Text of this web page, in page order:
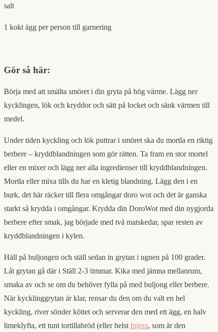
salt
1 kokt ägg per person till garnering
Gör så här:
Börja med att smälta smöret i din gryta på hög värme. Lägg ner
kycklingen, lök och kryddor och sätt på locket och sänk värmen till
medel.
Under tiden kyckling och lök puttrar i smöret ska du mortla en riktig
berbere – kryddblandningen som gör rätten. Ta fram en stor mortel
eller en mixer och lägg ner alla ingredienser till kryddblandningen.
Mortla eller mixa tills du har en kletig blandning. Lägg den i en
burk, det här räcker till flera omgångar doro wot och det är ganska
starkt så krydda i omgångar. Krydda din DoroWot med din nygjorda
berbere efter smak, jag började med två matskedar, spar resten av
kryddblandningen i kylen.
Häll på buljongen och ställ sedan in grytan i ugnen på 100 grader.
Låt grytan gå där i Ställ 2-3 timmar. Kika med jämna mellanrum,
smaka av och se om du behöver fylla på med buljong eller berbere.
När kycklinggrytan är klar, rensar du den om du valt en hel
kyckling, river sönder köttet och serverar den med ett ägg, en halv
limeklyfta, ett tunt tortillabröd (eller helst Injera, som är den